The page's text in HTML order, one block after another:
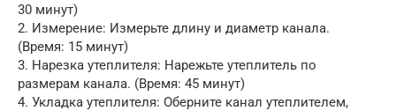
30 минут)
2. Измерение: Измерьте длину и диаметр канала.
(Время: 15 минут)
3. Нарезка утеплителя: Нарежьте утеплитель по
размерам канала. (Время: 45 минут)
4. Укладка утеплителя: Оберните канал утеплителем,